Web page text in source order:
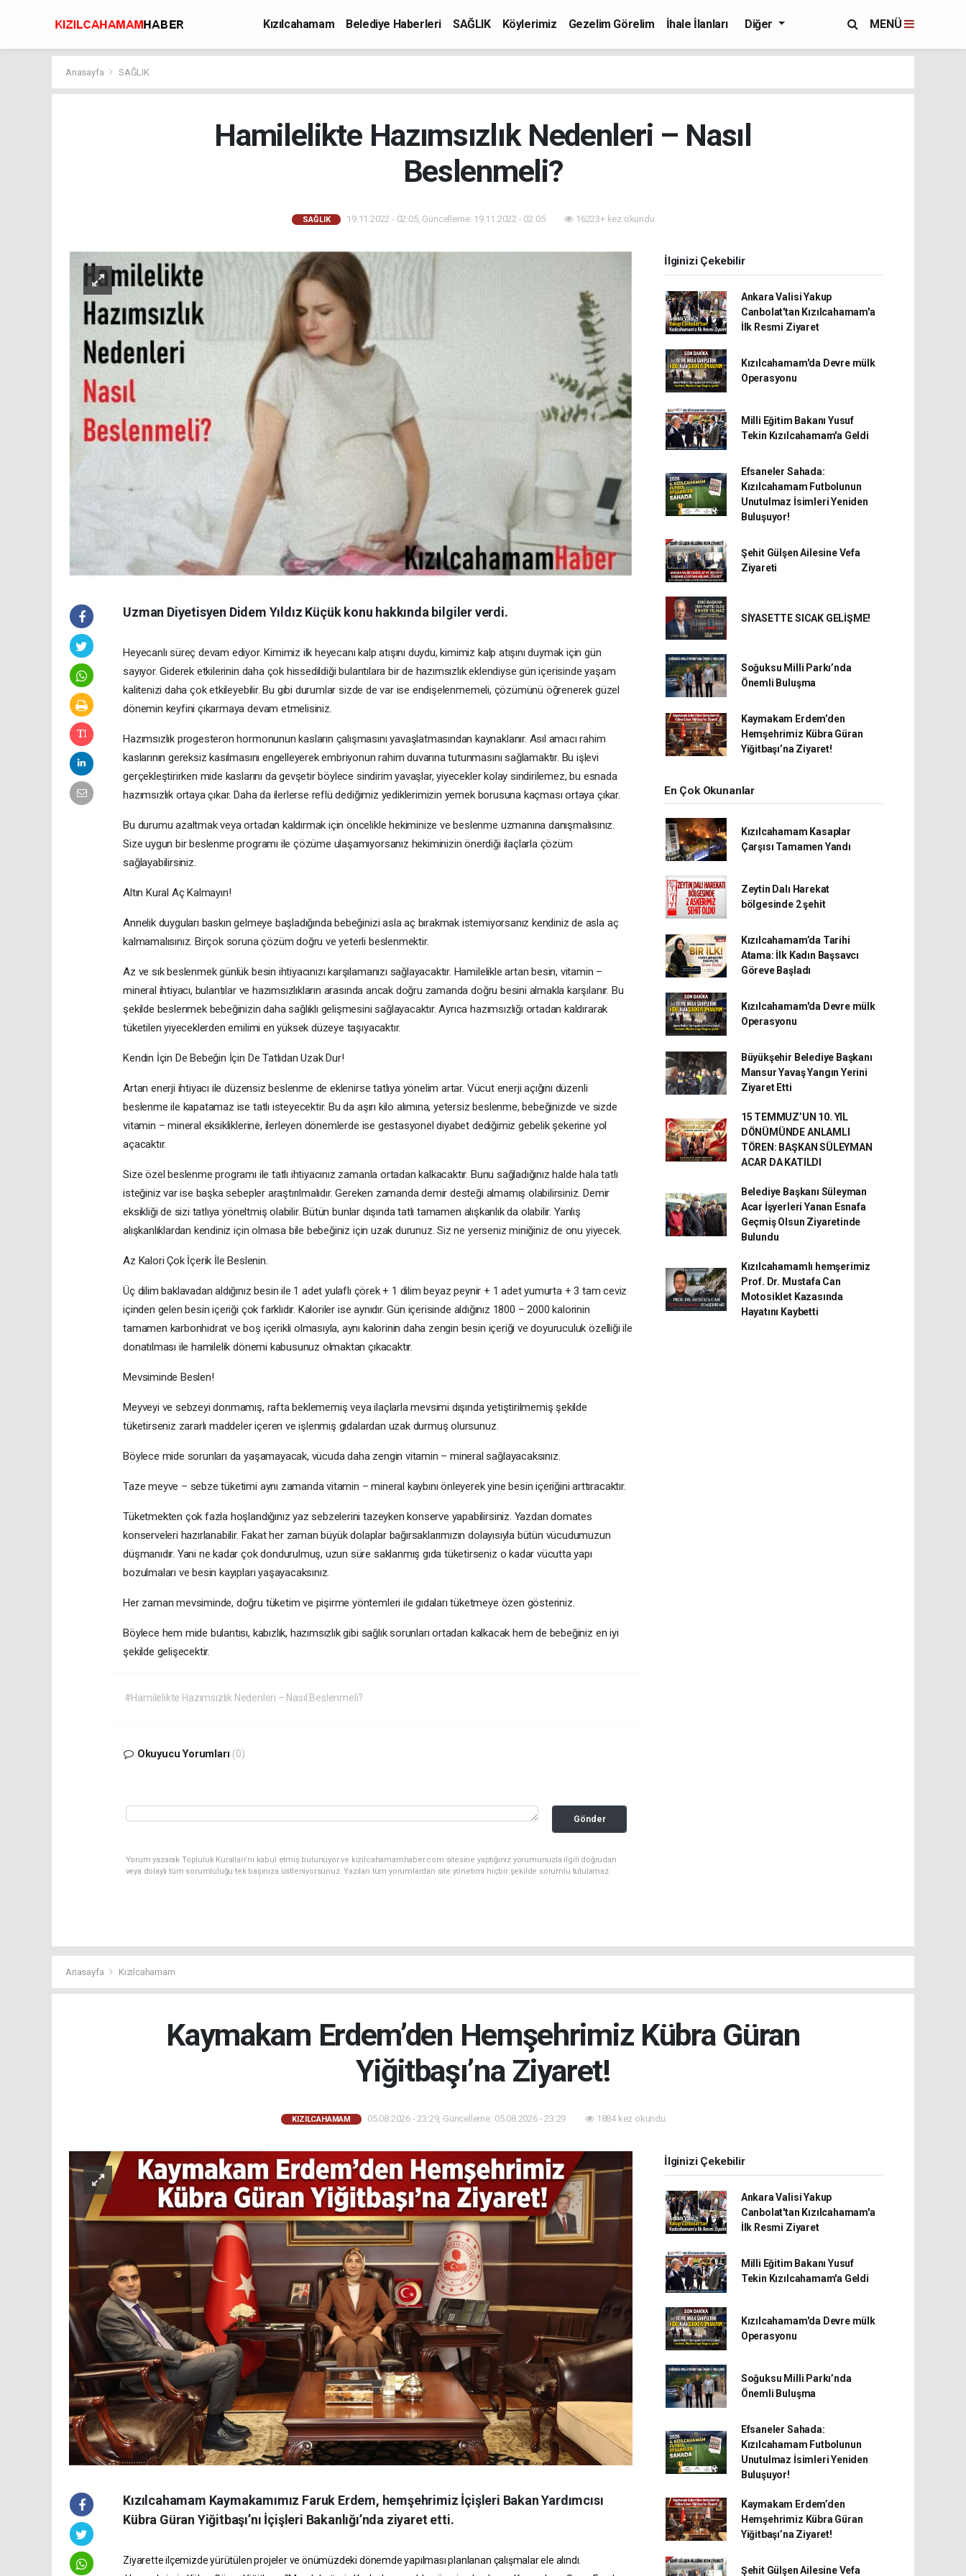
Kızılcahamam Belediye Haberleri SAĞLIK Köylerimiz Gezelim Görelim
İhale İlanları
Diğer MENÜ
Anasayfa SAĞLIK
Hamilelikte Hazımsızlık Nedenleri – Nasıl
Beslenmeli?
SAĞLIK 19.11.2022 - 02:05, Güncelleme: 19.11.2022 - 02:05 16223+ kez okundu.
Uzman Diyetisyen Didem Yıldız Küçük konu hakkında bilgiler verdi.
Heyecanlı süreç devam ediyor. Kimimiz ilk heyecanı kalp atışını duydu, kimimiz kalp atışını duymak için gün
sayıyor. Giderek etkilerinin daha çok hissedildiği bulantılara bir de hazımsızlık eklendiyse gün içerisinde yaşam
kalitenizi daha çok etkileyebilir. Bu gibi durumlar sizde de var ise endişelenmemeli, çözümünü öğrenerek güzel
dönemin keyfini çıkarmaya devam etmelisiniz.
Hazımsızlık progesteron hormonunun kasların çalışmasını yavaşlatmasından kaynaklanır. Asıl amacı rahim
kaslarının gereksiz kasılmasını engelleyerek embriyonun rahim duvarına tutunmasını sağlamaktır. Bu işlevi
gerçekleştirirken mide kaslarını da gevşetir böylece sindirim yavaşlar, yiyecekler kolay sindirilemez, bu esnada
hazımsızlık ortaya çıkar. Daha da ilerlerse reflü dediğimiz yediklerimizin yemek borusuna kaçması ortaya çıkar.
Bu durumu azaltmak veya ortadan kaldırmak için öncelikle hekiminize ve beslenme uzmanına danışmalısınız.
Size uygun bir beslenme programı ile çözüme ulaşamıyorsanız hekiminizin önerdiği ilaçlarla çözüm
sağlayabilirsiniz.
Altın Kural Aç Kalmayın!
Annelik duyguları baskın gelmeye başladığında bebeğinizi asla aç bırakmak istemiyorsanız kendiniz de asla aç
kalmamalısınız. Birçok soruna çözüm doğru ve yeterli beslenmektir.
Az ve sık beslenmek günlük besin ihtiyacınızı karşılamanızı sağlayacaktır. Hamilelikle artan besin, vitamin –
mineral ihtiyacı, bulantılar ve hazımsızlıkların arasında ancak doğru zamanda doğru besini almakla karşılanır. Bu
şekilde beslenmek bebeğinizin daha sağlıklı gelişmesini sağlayacaktır. Ayrıca hazımsızlığı ortadan kaldırarak
tüketilen yiyeceklerden emilimi en yüksek düzeye taşıyacaktır.
Kendin İçin De Bebeğin İçin De Tatlıdan Uzak Dur!
Artan enerji ihtiyacı ile düzensiz beslenme de eklenirse tatlıya yönelim artar. Vücut enerji açığını düzenli
beslenme ile kapatamaz ise tatlı isteyecektir. Bu da aşırı kilo alımına, yetersiz beslenme, bebeğinizde ve sizde
vitamin – mineral eksikliklerine, ilerleyen dönemlerde ise gestasyonel diyabet dediğimiz gebelik şekerine yol
açacaktır.
Size özel beslenme programı ile tatlı ihtiyacınız zamanla ortadan kalkacaktır. Bunu sağladığınız halde hala tatlı
isteğiniz var ise başka sebepler araştırılmalıdır. Gereken zamanda demir desteği almamış olabilirsiniz. Demir
eksikliği de sizi tatlıya yöneltmiş olabilir. Bütün bunlar dışında tatlı tamamen alışkanlık da olabilir. Yanlış
alışkanlıklardan kendiniz için olmasa bile bebeğiniz için uzak durunuz. Siz ne yerseniz miniğiniz de onu yiyecek.
Az Kalori Çok İçerik İle Beslenin.
Üç dilim baklavadan aldığınız besin ile 1 adet yulaflı çörek + 1 dilim beyaz peynir + 1 adet yumurta + 3 tam ceviz
içinden gelen besin içeriği çok farklıdır. Kaloriler ise aynıdır. Gün içerisinde aldığınız 1800 – 2000 kalorinin
tamamen karbonhidrat ve boş içerikli olmasıyla, aynı kalorinin daha zengin besin içeriği ve doyuruculuk özelliği ile
donatılması ile hamilelik dönemi kabusunuz olmaktan çıkacaktır.
Mevsiminde Beslen!
Meyveyi ve sebzeyi donmamış, rafta beklememiş veya ilaçlarla mevsimi dışında yetiştirilmemiş şekilde
tüketirseniz zararlı maddeler içeren ve işlenmiş gıdalardan uzak durmuş olursunuz.
Böylece mide sorunları da yaşamayacak, vücuda daha zengin vitamin – mineral sağlayacaksınız.
Taze meyve – sebze tüketimi aynı zamanda vitamin – mineral kaybını önleyerek yine besin içeriğini arttıracaktır.
Tüketmekten çok fazla hoşlandığınız yaz sebzelerini tazeyken konserve yapabilirsiniz. Yazdan domates
konserveleri hazırlanabilir. Fakat her zaman büyük dolaplar bağırsaklarımızın dolayısıyla bütün vücudumuzun
düşmanıdır. Yani ne kadar çok dondurulmuş, uzun süre saklanmış gıda tüketirseniz o kadar vücutta yapı
bozulmaları ve besin kayıpları yaşayacaksınız.
Her zaman mevsiminde, doğru tüketim ve pişirme yöntemleri ile gıdaları tüketmeye özen gösteriniz.
Böylece hem mide bulantısı, kabızlık, hazımsızlık gibi sağlık sorunları ortadan kalkacak hem de bebeğiniz en iyi
şekilde gelişecektir.
#Hamilelikte Hazımsızlık Nedenleri – Nasıl Beslenmeli?
Okuyucu Yorumları (0)
Gönder
Yorum yazarak Topluluk Kuralları’nı kabul etmiş bulunuyor ve kizilcahamamhaber.com sitesine yaptığınız yorumunuzla ilgili doğrudan
veya dolaylı tüm sorumluluğu tek başınıza üstleniyorsunuz. Yazılan tüm yorumlardan site yönetimi hiçbir şekilde sorumlu tutulamaz.
İlginizi Çekebilir
Ankara Valisi Yakup
Canbolat'tan Kızılcahamam'a
İlk Resmi Ziyaret
Kızılcahamam'da Devre mülk
Operasyonu
Milli Eğitim Bakanı Yusuf
Tekin Kızılcahamam'a Geldi
Efsaneler Sahada:
Kızılcahamam Futbolunun
Unutulmaz İsimleri Yeniden
Buluşuyor!
Şehit Gülşen Ailesine Vefa
Ziyareti
SİYASETTE SICAK GELİŞME!
Soğuksu Milli Parkı’nda
Önemli Buluşma
Kaymakam Erdem’den
Hemşehrimiz Kübra Güran
Yiğitbaşı’na Ziyaret!
En Çok Okunanlar
Kızılcahamam Kasaplar
Çarşısı Tamamen Yandı
Zeytin Dalı Harekat
bölgesinde 2 şehit
Kızılcahamam’da Tarihi
Atama: İlk Kadın Başsavcı
Göreve Başladı
Kızılcahamam'da Devre mülk
Operasyonu
Büyükşehir Belediye Başkanı
Mansur Yavaş Yangın Yerini
Ziyaret Etti
15 TEMMUZ’UN 10. YIL
DÖNÜMÜNDE ANLAMLI
TÖREN: BAŞKAN SÜLEYMAN
ACAR DA KATILDI
Belediye Başkanı Süleyman
Acar İşyerleri Yanan Esnafa
Geçmiş Olsun Ziyaretinde
Bulundu
Kızılcahamamlı hemşerimiz
Prof. Dr. Mustafa Can
Motosiklet Kazasında
Hayatını Kaybetti
Anasayfa Kızılcahamam
Kaymakam Erdem’den Hemşehrimiz Kübra Güran
Yiğitbaşı’na Ziyaret!
KIZILCAHAMAM 05.08.2026 - 23:29, Güncelleme: 05.08.2026 - 23:29 1884 kez okundu.
Kızılcahamam Kaymakamımız Faruk Erdem, hemşehrimiz İçişleri Bakan Yardımcısı
Kübra Güran Yiğitbaşı’nı İçişleri Bakanlığı’nda ziyaret etti.
Ziyarette ilçemizde yürütülen projeler ve önümüzdeki dönemde yapılması planlanan çalışmalar ele alındı.
İlginizi Çekebilir
Ankara Valisi Yakup
Canbolat'tan Kızılcahamam'a
İlk Resmi Ziyaret
Milli Eğitim Bakanı Yusuf
Tekin Kızılcahamam'a Geldi
Kızılcahamam'da Devre mülk
Operasyonu
Soğuksu Milli Parkı’nda
Önemli Buluşma
Efsaneler Sahada:
Kızılcahamam Futbolunun
Unutulmaz İsimleri Yeniden
Buluşuyor!
Kaymakam Erdem’den
Hemşehrimiz Kübra Güran
Yiğitbaşı’na Ziyaret!
Şehit Gülşen Ailesine Vefa